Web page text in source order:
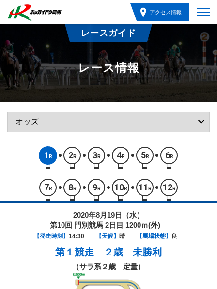
アクセス情報
レースガイド
レース情報
1 R 2R 3R 4R 5R 6R
7 R 8R 9R 10R 11 R 12R
2020年8月19日（水）
第10回 門別競馬 2日目 1200ｍ(外)
【発走時刻】 14:30 【天候】 晴 【馬場状態】 良
第１競走 ２歳 未勝利
（サラ系２歳 定量）